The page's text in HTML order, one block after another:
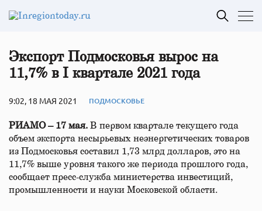
Экспорт Подмосковья вырос на
11,7% в I квартале 2021 года
9:02, 18 МАЯ 2021 ПОДМОСКОВЬЕ
РИАМО – 17 мая. В первом квартале текущего года
объем экспорта несырьевых неэнергетических товаров
из Подмосковья составил 1,73 млрд долларов, это на
11,7% выше уровня такого же периода прошлого года,
сообщает пресс-служба министерства инвестиций,
промышленности и науки Московской области.